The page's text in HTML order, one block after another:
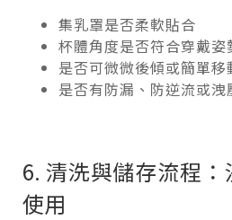
集乳罩是否柔軟貼合
杯體角度是否符合穿戴姿
是否可微微後傾或簡單移
是否有防漏、防逆流或洩
6. 清洗與儲存流程
使用